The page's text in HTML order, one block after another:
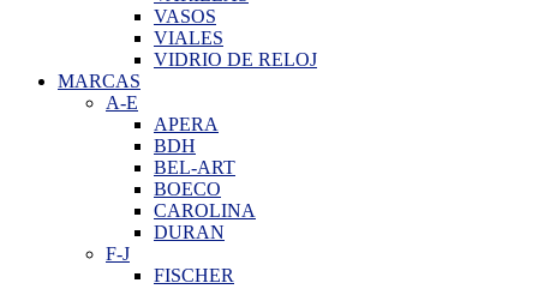
VASOS
VIALES
VIDRIO DE RELOJ
MARCAS
A-E
APERA
BDH
BEL-ART
BOECO
CAROLINA
DURAN
F-J
FISCHER